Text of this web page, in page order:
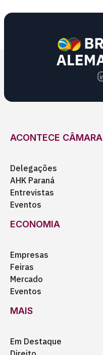
ACONTECE CÂMARA
Delegações
AHK Paraná
Entrevistas
Eventos
ECONOMIA
Empresas
Feiras
Mercado
Eventos
MAIS
Em Destaque